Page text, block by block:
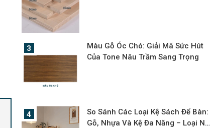
Màu Gỗ Óc Chó: Giải Mã Sức Hút
Của Tone Nâu Trầm Sang Trọng
So Sánh Các Loại Kệ Sách Để Bàn:
Gỗ, Nhựa Và Kệ Đa Năng – Loại Nào